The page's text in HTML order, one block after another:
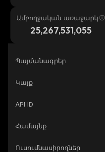
Ամբողջական առաջարկ
25,267,531,055
Պայմանագրեր
Կայք
API ID
Համայնք
Ուսումնասիրողներ